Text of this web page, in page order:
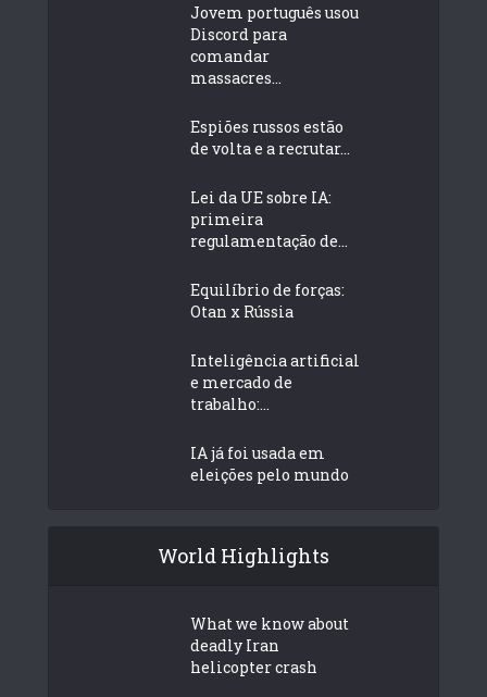
Jovem português usou
Discord para
comandar
massacres...
Espiões russos estão
de volta e a recrutar...
Lei da UE sobre IA:
primeira
regulamentação de...
Equilíbrio de forças:
Otan x Rússia
Inteligência artificial
e mercado de
trabalho:...
IA já foi usada em
eleições pelo mundo
World Highlights
What we know about
deadly Iran
helicopter crash